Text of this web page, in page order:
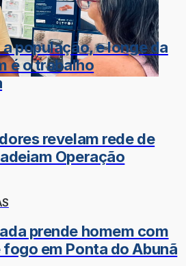
população, e longe da
é o trabalho
revelam rede de
Operação
prende homem com
em Ponta do Abunã